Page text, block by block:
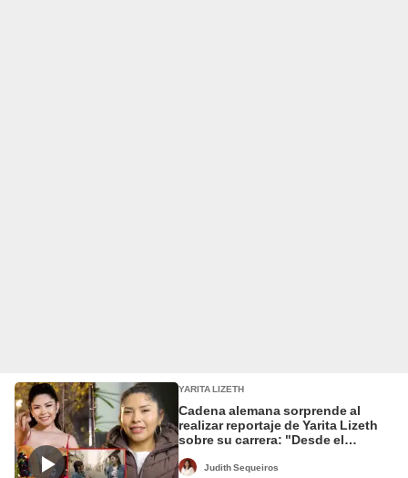
YARITA LIZETH
Cadena alemana sorprende al
realizar reportaje de Yarita Lizeth
sobre su carrera: "Desde el
Judith Sequeiros